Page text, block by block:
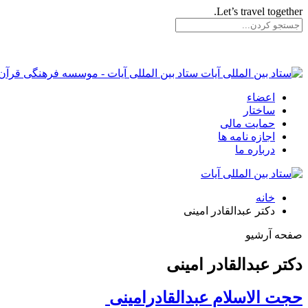
Let’s travel together.
ستاد بین المللی آیات - موسسه فرهنگی
اعضاء
ساختار
حمایت مالی
اجازه نامه ها
درباره ما
خانه
دکتر عبدالقادر امینی
صفحه آرشیو
دکتر عبدالقادر امینی
حجت الاسلام عبدالقادرامینی